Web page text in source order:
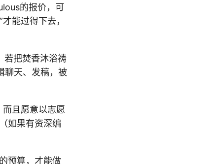
的报价，可
能过得下去，
若把焚香沐浴祷
聊天、发稿，被
而且愿意以志愿
如果有资深编
预算，才能做